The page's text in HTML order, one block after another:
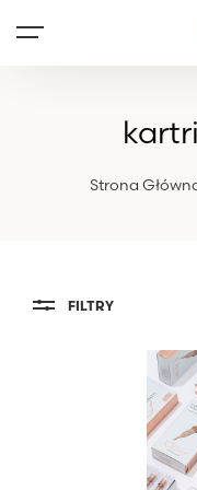
Strona
FILTRY